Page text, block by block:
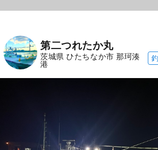
第二つれたか丸
茨城県 ひたちなか市 那珂湊
港